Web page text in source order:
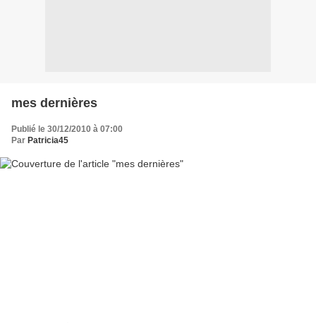
mes dernières
Publié le 30/12/2010 à 07:00
Par Patricia45